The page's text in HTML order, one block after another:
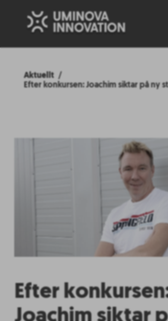
Aktuellt
Efter konkursen: Joachim siktar på ny
Efter